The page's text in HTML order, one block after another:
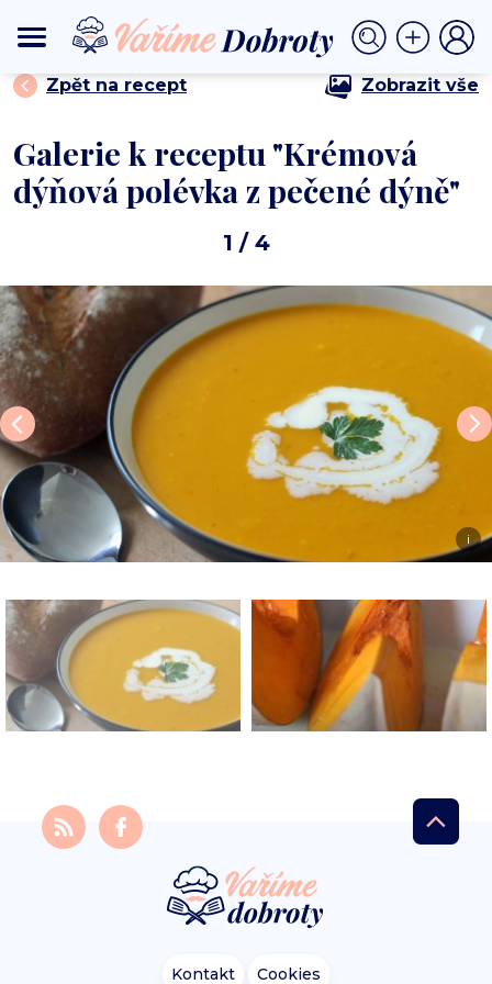
DOMŮ POLÉVKY⟩ Krémová dýňová polévka z pečené dýně
Zpět na recept Zobrazit vše
Galerie k receptu "Krémová
dýňová polévka z pečené dýně"
1 / 4
i
Kontakt Cookies